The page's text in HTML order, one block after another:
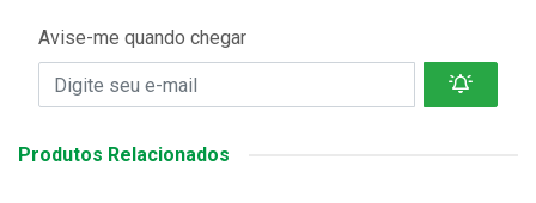
Avise-me quando chegar
Produtos Relacionados